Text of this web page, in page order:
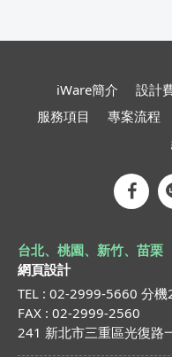
iWare簡介 設計
服務項目
專案流程
台北、桃園、新竹、苗栗
網頁設計
TEL : 02-2999-5660 分機
FAX : 02-2999-2560
241 新北市三重區光復路